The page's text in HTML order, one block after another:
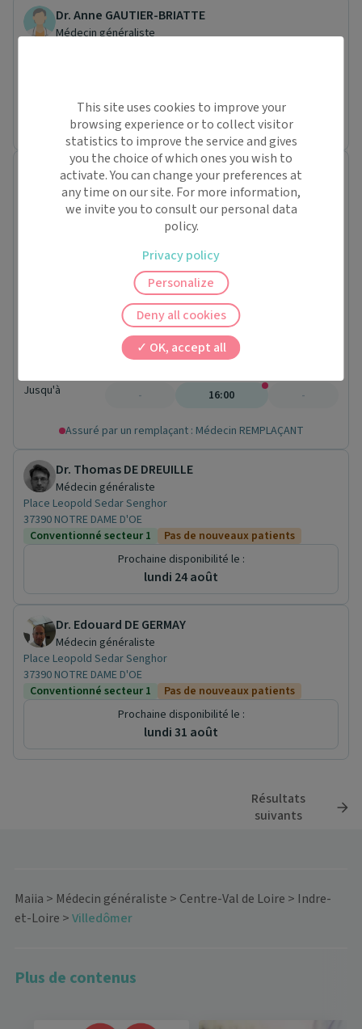
Dr. Anne GAUTIER-BRIATTE
Médecin généraliste
Prochaine disponibilité le :
mardi 25 août
Dr. Aurélien ESCOT
Médecin généraliste
Place Leopold Sedar Senghor
37390 NOTRE DAME D'OE
Pas de nouveaux patients
Jusqu'à
Lun.
10/08
Mar.
11/08
Mer.
12/08
-
-
10:30
16:00
-
Assuré par un remplaçant : Médecin REMPLAÇANT
Dr. Thomas DE DREUILLE
Médecin généraliste
Place Leopold Sedar Senghor
37390 NOTRE DAME D'OE
Conventionné secteur 1
Pas de nouveaux patients
Prochaine disponibilité le :
lundi 24 août
Dr. Edouard DE GERMAY
Médecin généraliste
Place Leopold Sedar Senghor
37390 NOTRE DAME D'OE
Conventionné secteur 1
Pas de nouveaux patients
Prochaine disponibilité le :
lundi 31 août
Résultats
suivants
Maiia > Médecin généraliste > Centre-Val de Loire > Indre-
et-Loire >Villedômer
Plus de contenus
This site uses cookies to improve your
browsing experience or to collect visitor
statistics to improve the service and gives
you the choice of which ones you wish to
activate. You can change your preferences at
any time on our site. For more information,
we invite you to consult our personal data
policy.
OK, accept all
Deny all cookies
Personalize
Privacy policy